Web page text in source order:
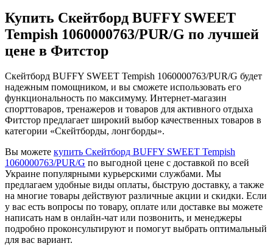
Купить Скейтборд BUFFY SWEET
Tempish 1060000763/PUR/G по лучшей
цене в Фитстор
Скейтборд BUFFY SWEET Tempish 1060000763/PUR/G будет
надежным помощником, и вы сможете использовать его
функциональность по максимуму. Интернет-магазин
спорттоваров, тренажеров и товаров для активного отдыха
Фитстор предлагает широкий выбор качественных товаров в
категории «Скейтборды, лонгборды».
Вы можете купить Скейтборд BUFFY SWEET Tempish
1060000763/PUR/G по выгодной цене с доставкой по всей
Украине популярными курьерскими службами. Мы
предлагаем удобные виды оплаты, быструю доставку, а также
на многие товары действуют различные акции и скидки. Если
у вас есть вопросы по товару, оплате или доставке вы можете
написать нам в онлайн-чат или позвонить, и менеджеры
подробно проконсультируют и помогут выбрать оптимальный
для вас вариант.